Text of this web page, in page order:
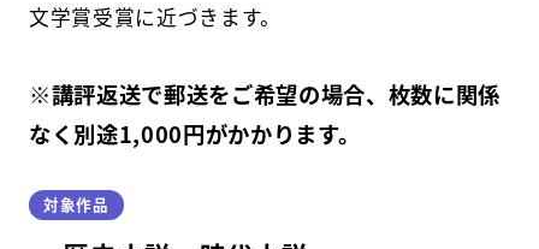
オンライン課題提出
文学賞受賞に近づきます。
※講評返送で郵送をご希望の場合、枚数に関係
なく別途1,000円がかかります。
対象作品